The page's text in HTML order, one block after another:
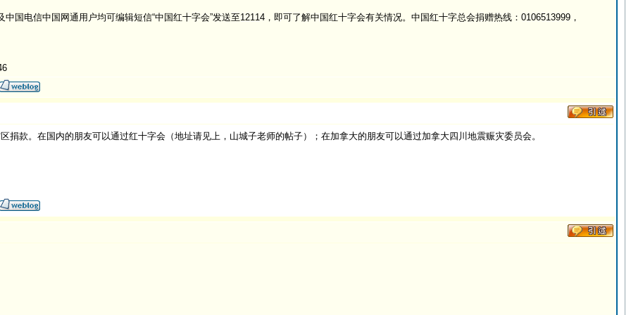
国电信中国网通用户均可编辑短信“中国红十字会”发送至12114，即可了解中国红十字会有关情况。中国红十字总会捐赠热线：0106513999，
捐款。在国内的朋友可以通过红十字会（地址请见上，山城子老师的帖子）；在加拿大的朋友可以通过加拿大四川地震赈灾委员会。